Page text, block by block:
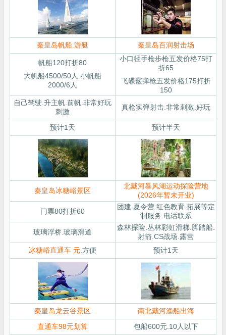
秦皇岛帆船.游艇 秦皇岛百润射击场
帆船120打折80
大帆船4500/50人.小帆船
2000/6人
小口径手枪步枪五发价格75打
折65
飞碟霰弹枪五发价格175打折
150
自己驾驶.升主帆.前帆.非常好玩
刺激
真枪实弹射击.非常刺激.好玩
预计1天 预计半天
秦皇岛冰糖峪景区
北戴河暴风湖运动探险营地
(2026年暂未开业)
门票80打折60
团建.夏令营.红色教育.拓展等定
制服务.电话联系
玻璃浮桥.玻璃滑道
森林探险.丛林彩虹滑梯.脚踏船.
射箭.CS战场.露营
冰糖峪直通车 元 .方便 预计1天
秦皇岛龙云谷景区
南北戴河渔船出海
直通车98元划算
包船600元.10人以下